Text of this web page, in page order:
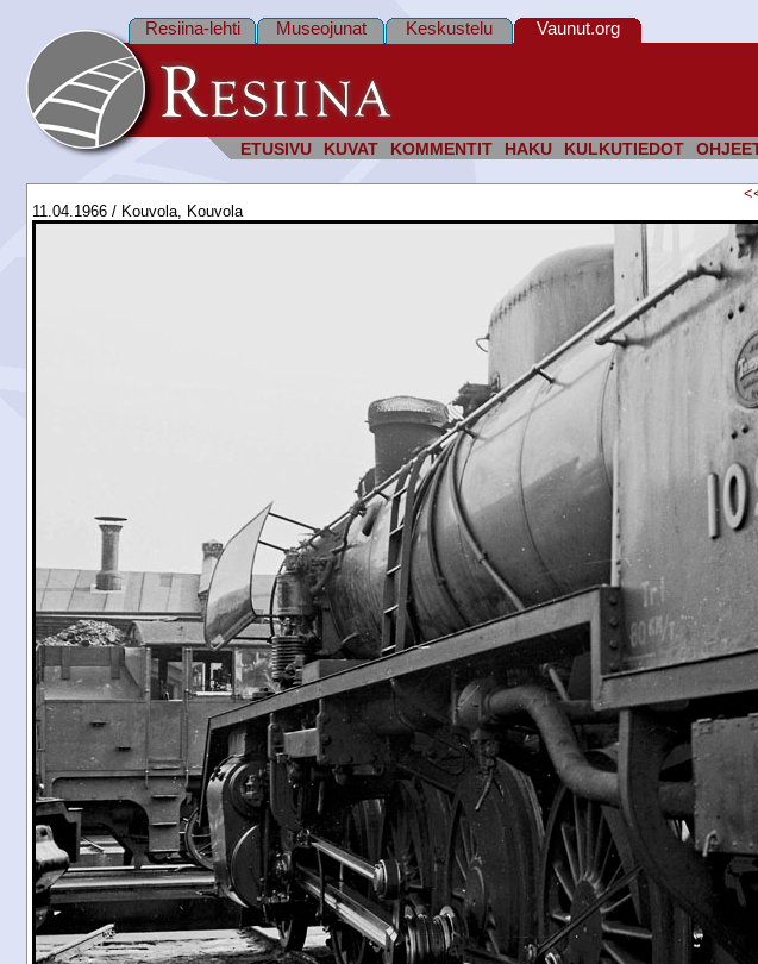
ETUSIVU KUVAT KOMMENTIT HAKU KULKUTIEDOT
Resiina-lehti Museojunat Keskustelu Vaunut.org
11.04.1966 / Kouvola, Kouvola